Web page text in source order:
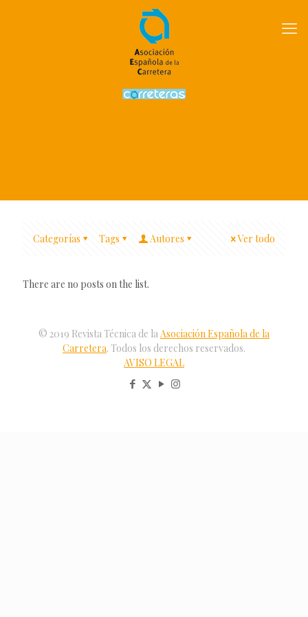
Categorías Tags Autores Ver todo
There are no posts on the list.
© 2019 Revista Técnica de laAsociación Española de la
Carretera. Todos los derechos reservados.
AVISO LEGAL